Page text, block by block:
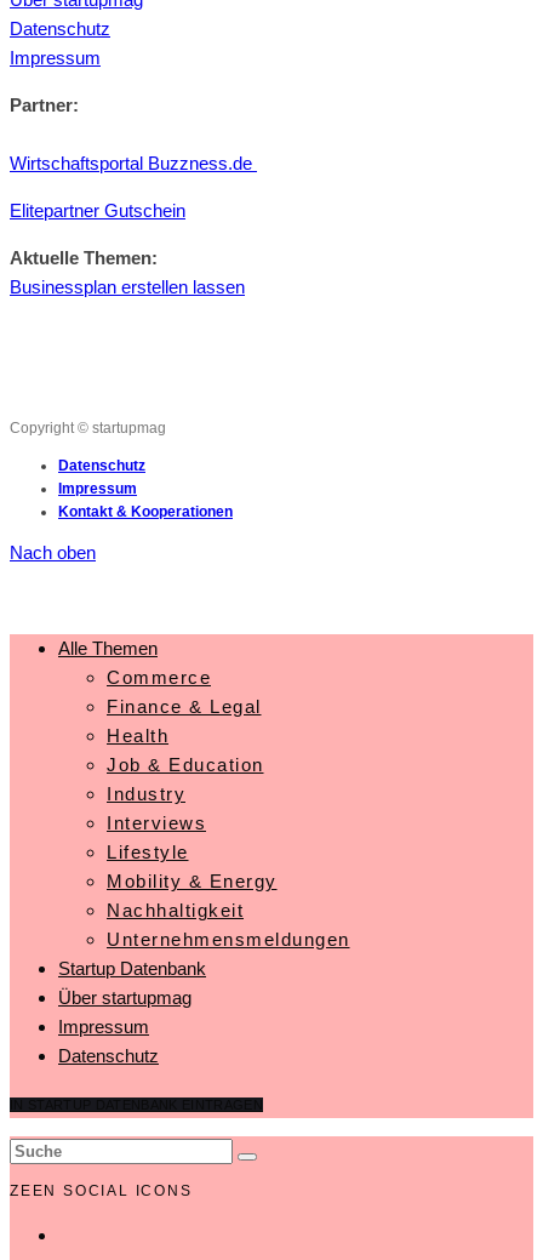
Datenschutz
Impressum
Partner:
Wirtschaftsportal Buzzness.de
Elitepartner Gutschein
Aktuelle Themen:
Businessplan erstellen lassen
Copyright © startupmag
Datenschutz
Impressum
Kontakt & Kooperationen
Nach oben
Alle Themen
Commerce
Finance & Legal
Health
Job & Education
Industry
Interviews
Lifestyle
Mobility & Energy
Nachhaltigkeit
Unternehmensmeldungen
Startup Datenbank
Über startupmag
Impressum
Datenschutz
ZEEN SOCIAL ICONS